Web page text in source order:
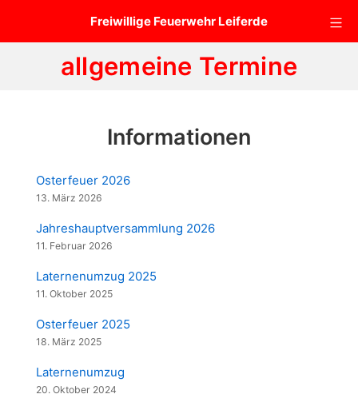
Freiwillige Feuerwehr Leiferde
allgemeine Termine
Informationen
Osterfeuer 2026
13. März 2026
Jahreshauptversammlung 2026
11. Februar 2026
Laternenumzug 2025
11. Oktober 2025
Osterfeuer 2025
18. März 2025
Laternenumzug
20. Oktober 2024